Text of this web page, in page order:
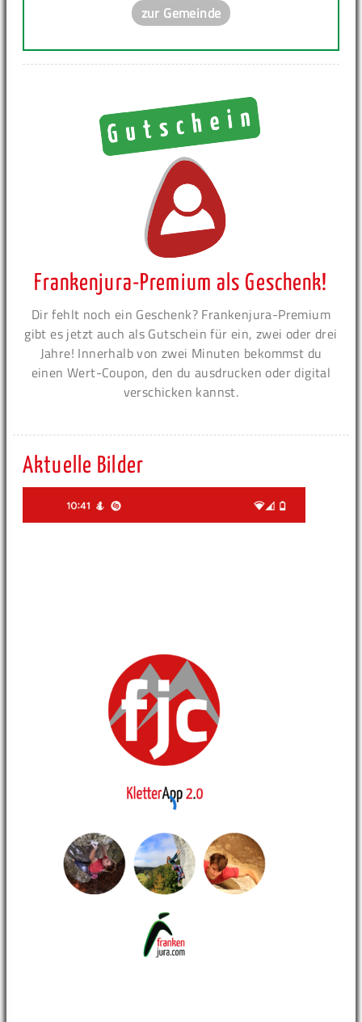
zur Gemeinde
Frankenjura-Premium als Geschenk!
Dir fehlt noch ein Geschenk? Frankenjura-Premium
gibt es jetzt auch als Gutschein für ein, zwei oder drei
Jahre! Innerhalb von zwei Minuten bekommst du
einen Wert-Coupon, den du ausdrucken oder digital
verschicken kannst.
Aktuelle Bilder